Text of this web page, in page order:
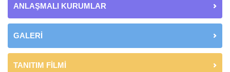
ANLAŞMALI KURUMLAR
GALERİ
TANITIM FİLMİ